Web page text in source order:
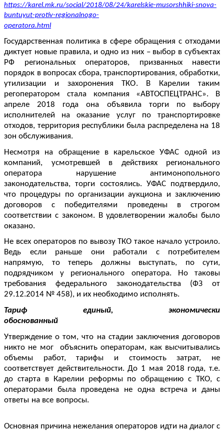
https://karel.mk.ru/social/2018/08/24/karelskie-musorshhiki-snova-
buntuyut-protiv-regionalnogo-
operatora.html
Государственная политика в сфере обращения с отходами
диктует новые правила, и одно из них – выбор в субъектах
РФ региональных операторов, призванных навести
порядок в вопросах сбора, транспортирования, обработки,
утилизации и захоронения ТКО. В Карелии таким
регоператором стала компания «АВТОСПЕЦТРАНС». В
апреле 2018 года она объявила торги по выбору
исполнителей на оказание услуг по транспортировке
отходов, территория республики была распределена на 18
зон обслуживания.
Несмотря на обращение в карельское УФАС одной из
компаний, усмотревшей в действиях регионального
оператора нарушение антимонопольного
законодательства, торги состоялись. УФАС подтвердило,
что процедуры по организации аукциона и заключению
договоров с победителями проведены в строгом
соответствии с законом. В удовлетворении жалобы было
оказано.
Не всех операторов по вывозу ТКО такое начало устроило.
Ведь если раньше они работали с потребителем
напрямую, то теперь должны выступать, по сути,
подрядчиком у регионального оператора. Но таковы
требования федерального законодательства (ФЗ от
29.12.2014 № 458), и их необходимо исполнять.
Тариф единый, экономически
обоснованный
Утверждение о том, что на стадии заключения договоров
никто не мог объяснить операторам, как высчитывались
объемы работ, тарифы и стоимость затрат, не
соответствует действительности. До 1 мая 2018 года, т.е.
до старта в Карелии реформы по обращению с ТКО, с
операторами была проведена не одна встреча и даны
ответы на все вопросы.
Основная причина нежелания операторов идти на диалог с